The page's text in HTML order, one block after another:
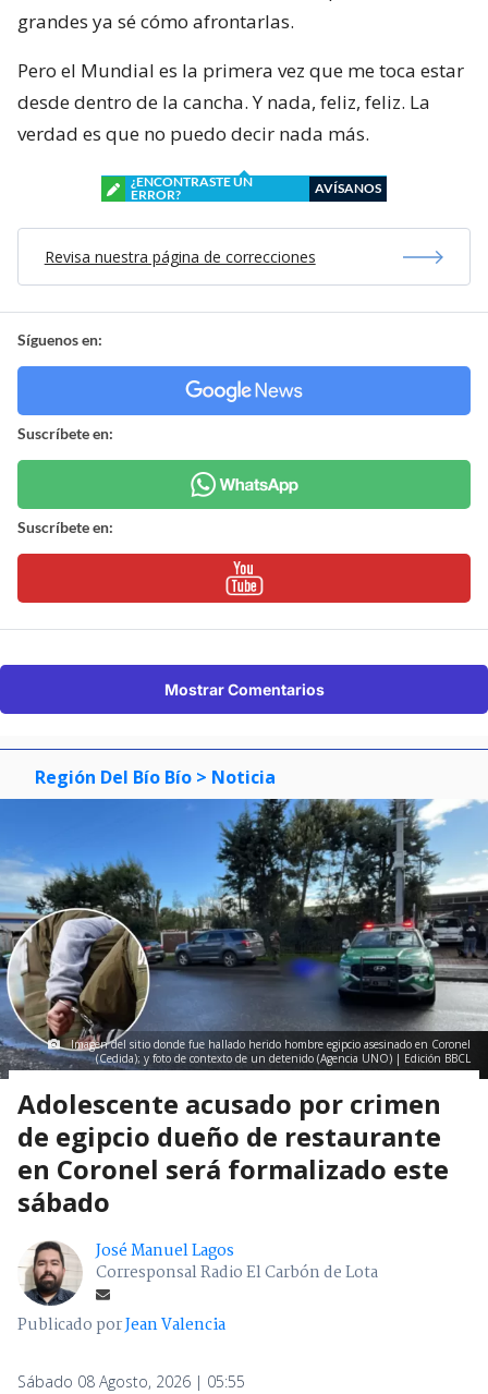
grandes ya sé cómo afrontarlas.
Pero el Mundial es la primera vez que me toca estar
desde dentro de la cancha. Y nada, feliz, feliz. La
verdad es que no puedo decir nada más.
¿ENCONTRASTE UN
ERROR?
AVÍSANOS
Revisa nuestra página de correcciones
Síguenos en:
Suscríbete en:
Suscríbete en:
Mostrar Comentarios
Región Del Bío Bío > Noticia
Imagen del sitio donde fue hallado herido hombre egipcio asesinado en Coronel
(Cedida); y foto de contexto de un detenido (Agencia UNO) | Edición BBCL
Adolescente acusado por crimen
de egipcio dueño de restaurante
en Coronel será formalizado este
sábado
José Manuel Lagos
Corresponsal Radio El Carbón de Lota
Publicado porJean Valencia
Sábado 08 Agosto, 2026 | 05:55